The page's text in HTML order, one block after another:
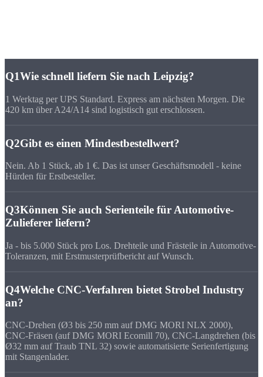
Q1Wie schnell liefern Sie nach Leipzig?
1 Werktag per UPS Standard. Express am nächsten Morgen. Die
420 km über A24/A14 sind logistisch gut erschlossen.
Q2Gibt es einen Mindestbestellwert?
Nein. Ab 1 Stück, ab 1 €. Das ist unser Geschäftsmodell - keine
Hürden für Erstbesteller.
Q3Können Sie auch Serienteile für Automotive-
Zulieferer liefern?
Ja - bis 5.000 Stück pro Los. Drehteile und Frästeile in Automotive-
Toleranzen, mit Erstmusterprüfbericht auf Wunsch.
Q4Welche CNC-Verfahren bietet Strobel Industry
an?
CNC-Drehen (Ø3 bis 250 mm auf DMG MORI NLX 2000),
CNC-Fräsen (auf DMG MORI Ecomill 70), CNC-Langdrehen (bis
Ø32 mm auf Traub TNL 32) sowie automatisierte Serienfertigung
mit Stangenlader.